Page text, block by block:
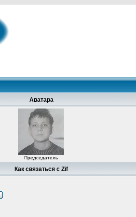
Аватара
Председатель
Как связаться с Zif